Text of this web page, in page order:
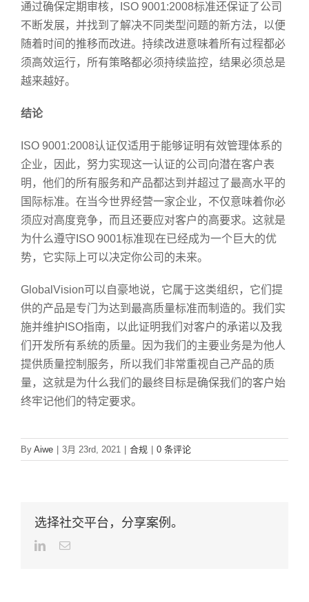
通过确保定期审核，ISO 9001:2008标准还保证了公司
不断发展，并找到了解决不同类型问题的新方法，以便
随着时间的推移而改进。持续改进意味着所有过程都必
须高效运行，所有策略都必须持续监控，结果必须总是
越来越好。
结论
ISO 9001:2008认证仅适用于能够证明有效管理体系的
企业，因此，努力实现这一认证的公司向潜在客户表
明，他们的所有服务和产品都达到并超过了最高水平的
国际标准。在当今世界经营一家企业，不仅意味着你必
须应对高度竞争，而且还要应对客户的高要求。这就是
为什么遵守ISO 9001标准现在已经成为一个巨大的优
势，它实际上可以决定你公司的未来。
GlobalVision可以自豪地说，它属于这类组织，它们提
供的产品是专门为达到最高质量标准而制造的。我们实
施并维护ISO指南，以此证明我们对客户的承诺以及我
们开发所有系统的质量。因为我们的主要业务是为他人
提供质量控制服务，所以我们非常重视自己产品的质
量，这就是为什么我们的最终目标是确保我们的客户始
终牢记他们的特定要求。
By Aiwe 3月 23rd, 2021 合规 0 条评论
选择社交平台，分享案例。
LinkedInEmail